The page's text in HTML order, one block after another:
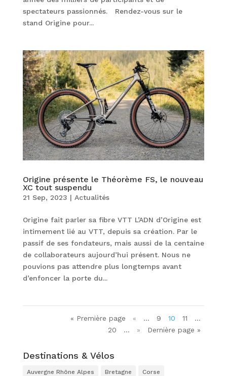
spectateurs passionnés. Rendez-vous sur le
stand Origine pour...
Origine présente le Théorème FS, le nouveau
XC tout suspendu
21 Sep, 2023 | Actualités
Origine fait parler sa fibre VTT L’ADN d’Origine est
intimement lié au VTT, depuis sa création. Par le
passif de ses fondateurs, mais aussi de la centaine
de collaborateurs aujourd’hui présent. Nous ne
pouvions pas attendre plus longtemps avant
d’enfoncer la porte du...
« Première page « … 9 10 11
…
20
… » Dernière page »
Destinations & Vélos
Auvergne Rhône Alpes Bretagne Corse